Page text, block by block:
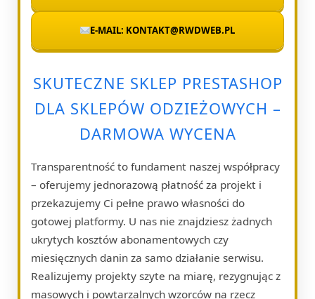
E-MAIL: KONTAKT@RWDWEB.PL
SKUTECZNE SKLEP PRESTASHOP
DLA SKLEPÓW ODZIEŻOWYCH –
DARMOWA WYCENA
Transparentność to fundament naszej współpracy
– oferujemy jednorazową płatność za projekt i
przekazujemy Ci pełne prawo własności do
gotowej platformy. U nas nie znajdziesz żadnych
ukrytych kosztów abonamentowych czy
miesięcznych danin za samo działanie serwisu.
Realizujemy projekty szyte na miarę, rezygnując z
masowych i powtarzalnych wzorców na rzecz